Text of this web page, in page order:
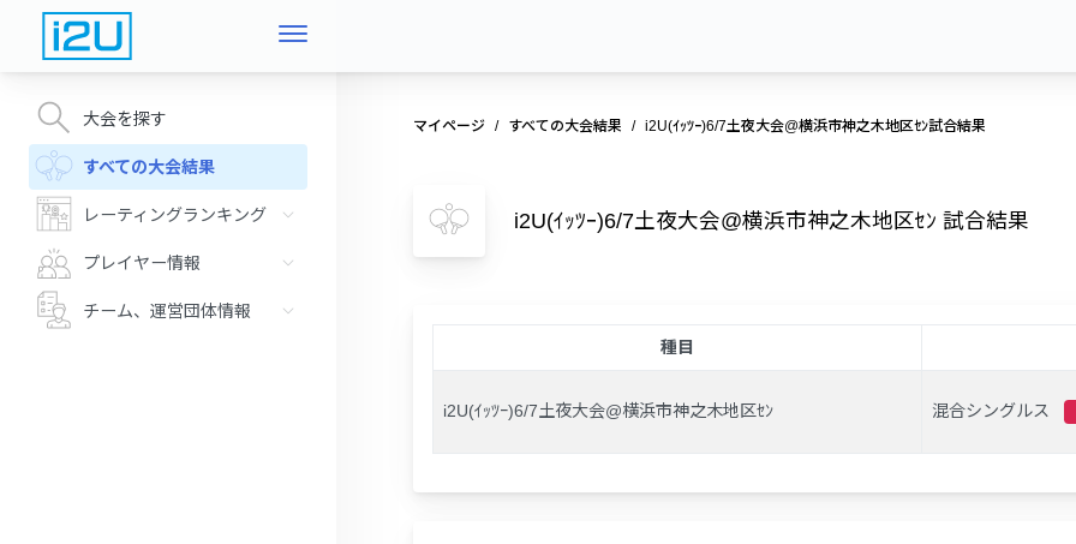
大会を探す
すべての大会結果
レーティングランキング
プレイヤー情報
チーム、運営団体情報
マイページ すべての大会結果 i2U(ｲｯﾂｰ)6/7土夜大会@横浜市神之木地区ｾﾝ試合結果
i2U(ｲｯﾂｰ)6/7土夜大会@横浜市神之木地区ｾﾝ 試合結果
種目
i2U(ｲｯﾂｰ)6/7土夜大会@横浜市神之木地区ｾﾝ 混合シングルス